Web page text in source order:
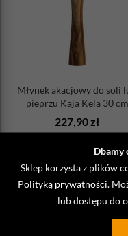
Dbamy
Sklep korzysta z plików
Polityką prywatności .
lub dostępu do
Młynek akacjowy do soli
pieprzu Kaja Kela 30 cm
227,90 zł
Opinie o
Skeppshult